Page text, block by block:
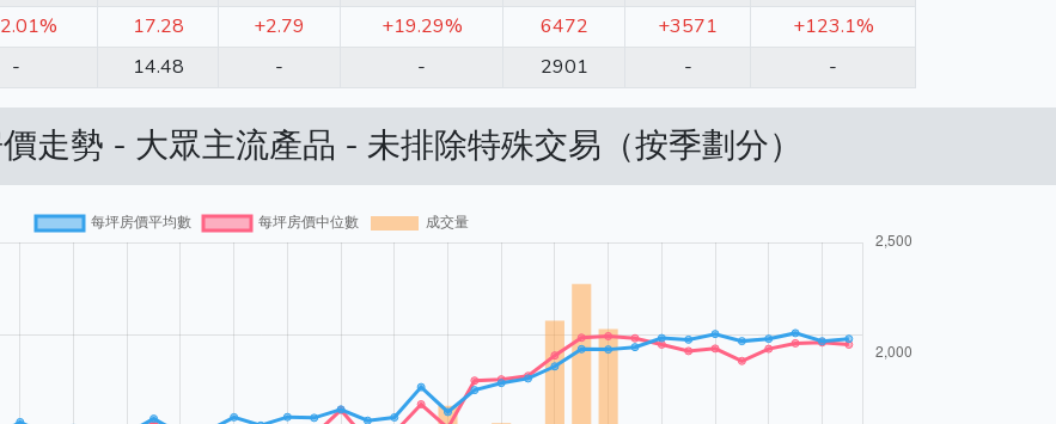
17.28 +2.79 +19.29% 6472 +3571
+123.1%
- 14.48 - - 2901 - -
走勢 - 大眾主流產品 - 未排除特殊交易（按季劃分）